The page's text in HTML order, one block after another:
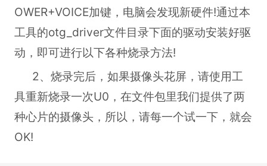
OWER+VOICE加键，电脑会发现新硬件!通过本
工具的otg_driver文件目录下面的驱动安装好驱
动，即可进行以下各种烧录方法!
2、烧录完后，如果摄像头花屏，请使用工
具重新烧录一次U0，在文件包里我们提供了两
种心片的摄像头，所以，请每一个试一下，就会
OK!